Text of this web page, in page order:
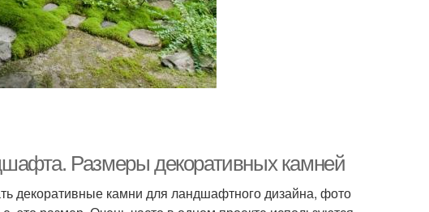
Размеры декоративных камней
декоративные камни для ландшафтного дизайна, фото